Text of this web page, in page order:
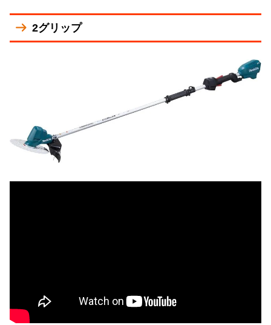
2グリップ